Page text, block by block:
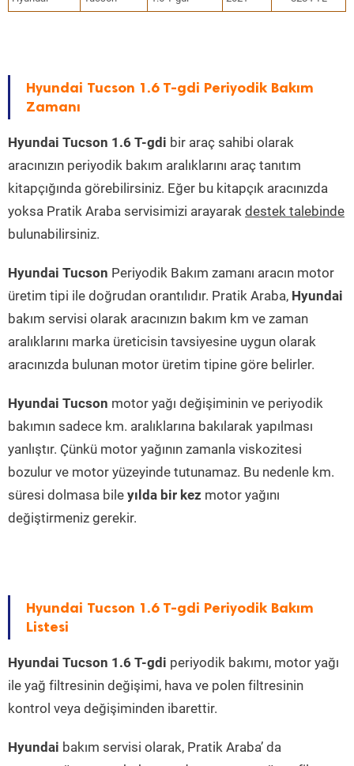
Hyundai Tucson 1.6 T-gdi Periyodik Bakım
Zamanı
Hyundai Tucson 1.6 T-gdi bir araç sahibi olarak
aracınızın periyodik bakım aralıklarını araç tanıtım
kitapçığında görebilirsiniz. Eğer bu kitapçık aracınızda
yoksa Pratik Araba servisimizi arayarak destek talebinde
bulunabilirsiniz.
Hyundai Tucson Periyodik Bakım zamanı aracın motor
üretim tipi ile doğrudan orantılıdır. Pratik Araba, Hyundai
bakım servisi olarak aracınızın bakım km ve zaman
aralıklarını marka üreticisin tavsiyesine uygun olarak
aracınızda bulunan motor üretim tipine göre belirler.
Hyundai Tucson motor yağı değişiminin ve periyodik
bakımın sadece km. aralıklarına bakılarak yapılması
yanlıştır. Çünkü motor yağının zamanla viskozitesi
bozulur ve motor yüzeyinde tutunamaz. Bu nedenle km.
süresi dolmasa bile yılda bir kez motor yağını
değiştirmeniz gerekir.
Hyundai Tucson 1.6 T-gdi Periyodik Bakım
Listesi
Hyundai Tucson 1.6 T-gdi periyodik bakımı, motor yağı
ile yağ filtresinin değişimi, hava ve polen filtresinin
kontrol veya değişiminden ibarettir.
Hyundai bakım servisi olarak, Pratik Araba’ da